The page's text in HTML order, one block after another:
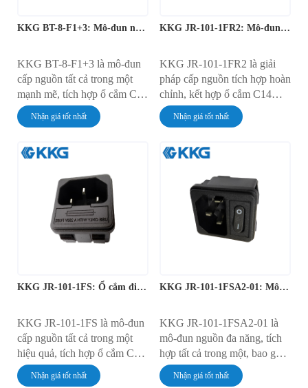
KKG BT-8-F1+3: Mô-đun nguồn IEC lắp vít
KKG BT-8-F1+3 là mô-đun
cấp nguồn tất cả trong một
mạnh mẽ, tích hợp ổ cắm C14
IEC, công tắc bật/tắt tích hợp
và giá đỡ cầu chì bảo vệ.
lắp đặt chắc chắn bằng vít vào
10A ở điện áp 250V AC,
mang đến giải pháp quản lý
nguồn điện lưới đáng tin cậy
và toàn diện.
Nhận giá tốt nhất
KKG JR-101-1FR2: Mô-đun nguồn IEC tích hợp có công tắc
KKG JR-101-1FR2 là giải
pháp cấp nguồn tích hợp hoàn
chỉnh, kết hợp ổ cắm C14
IEC, công tắc nguồn có đèn
đỏ và giá đỡ cầu chì bảo vệ
kế để lắp đặt bảng điều khiển
này có dòng định mức 10A ở
điện áp 250V AC và cung
cấp giao diện cấp nguồn hoàn
chỉnh, an toàn và tiện lợi cho
Nhận giá tốt nhất
KKG JR-101-1FS: Ổ cắm điện có công tắc và cầu chì
KKG JR-101-1FS là mô-đun
cấp nguồn tất cả trong một
hiệu quả, tích hợp ổ cắm C14
IEC, công tắc gạt tích hợp
không đèn và giá đỡ cầu chì.
Nhận giá tốt nhất
KKG JR-101-1FSA2-01: Mô-đun nguồn gắn kèm cầu chì
KKG JR-101-1FSA2-01 là
mô-đun nguồn đa năng, tích
hợp tất cả trong một, bao gồm
ổ cắm C14 IEC, công tắc gạt
có đèn đỏ và giá đỡ cầu chì
Nhận giá tốt nhất